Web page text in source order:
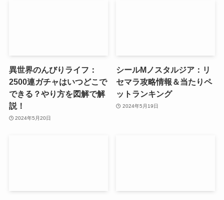
異世界のんびりライフ：
2500連ガチャはいつどこで
できる？やり方を図解で解
説！
2024年5月20日
シールMノスタルジア：リ
セマラ攻略情報＆当たりペ
ットランキング
2024年5月19日